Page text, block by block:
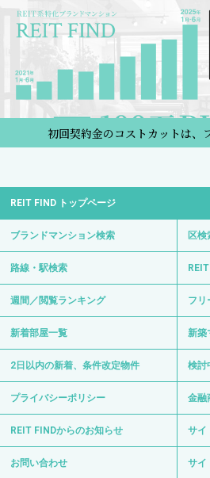
初回契約金のコストカットは、
REIT FIND トップページ
ブランドマンション検索 区検
路線・駅検索
週間／閲覧ランキング フリ
新着部屋一覧 新築
2日以内の新着、条件改定物件 検討
プライバシーポリシー 金融
REIT FINDからのお知らせ サイ
お問い合わせ サイ